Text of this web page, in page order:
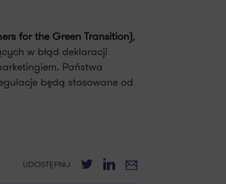
for the Green Transition),
w błąd deklaracji
Państwa
będą stosowane od
UDOSTĘPNIJ TwitterLinkedIn
E-mail